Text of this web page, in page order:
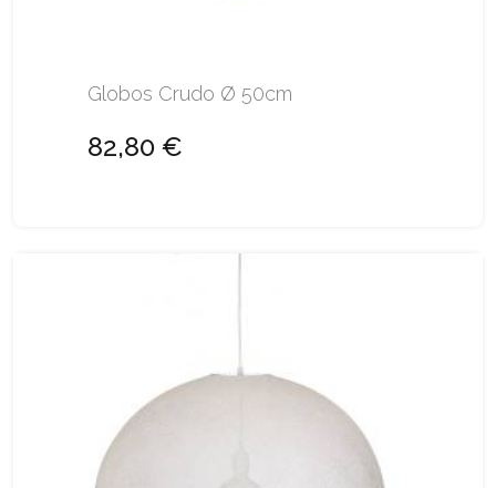
Globos Crudo Ø 50cm
82,80 €